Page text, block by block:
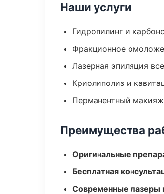
Наши услуги
Гидропилинг и
Фракционное
Лазерная эпиляция
Криолиполиз и
Перманентный
Преимущества
Оригинальные
Бесплатная
Современные лазеры